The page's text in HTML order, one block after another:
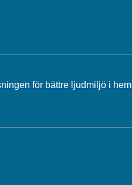
för bättre ljudmiljö i